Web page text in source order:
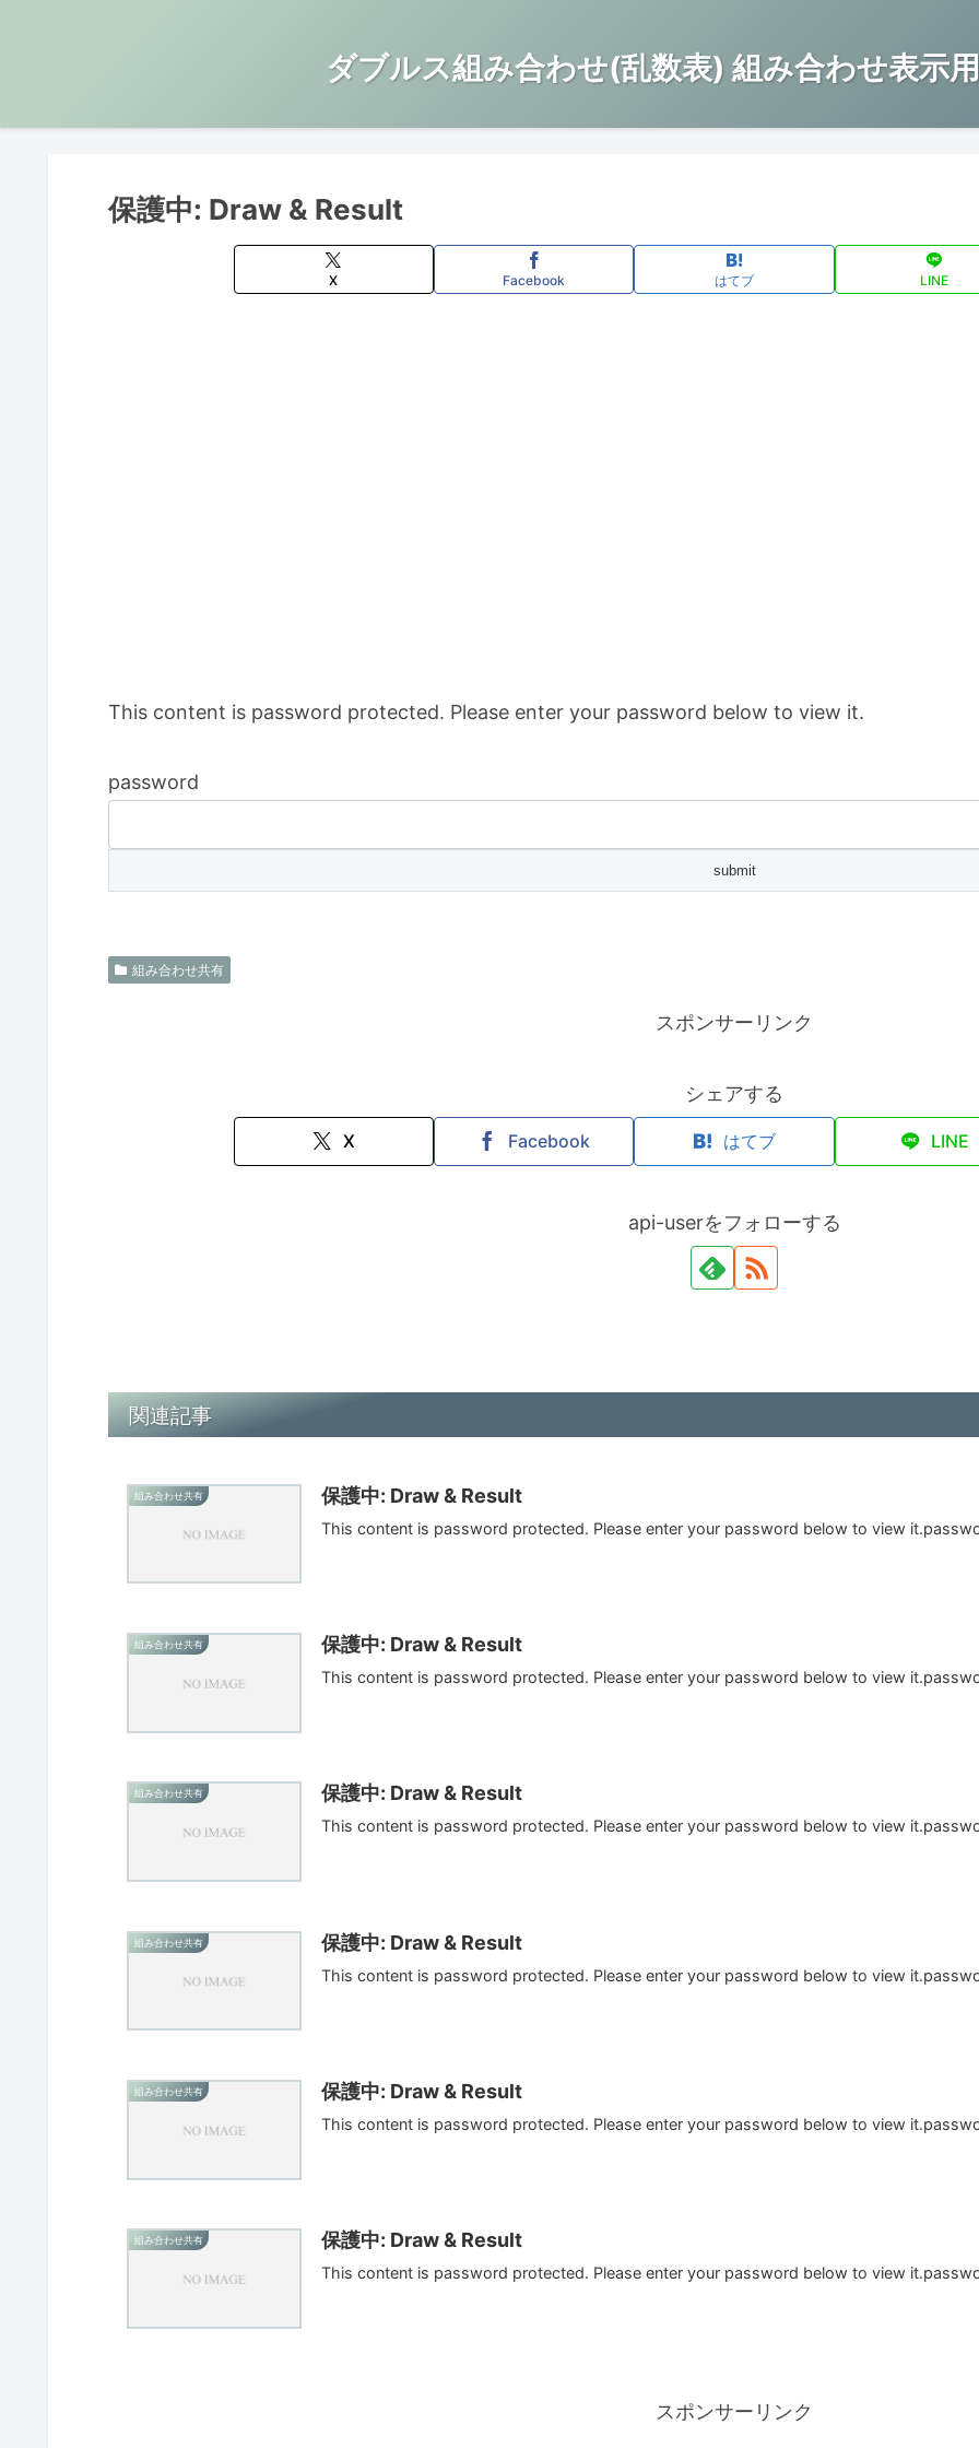
ダブルス組み合わせ(乱数表) 組み合わせ表示
保護中: Draw & Result
X Facebook はてブ LINE
This content is password protected. Please enter your password below to view it.
password
組み合わせ共有
スポンサーリンク
シェアする
X Facebook はてブ LINE
api-userをフォローする
関連記事
組み合わせ共有 保護中: Draw & Result
This content is password protected. Please enter your password below to view
組み合わせ共有 保護中: Draw & Result
This content is password protected. Please enter your password below to view
組み合わせ共有 保護中: Draw & Result
This content is password protected. Please enter your password below to view
組み合わせ共有 保護中: Draw & Result
This content is password protected. Please enter your password below to view
組み合わせ共有 保護中: Draw & Result
This content is password protected. Please enter your password below to view
組み合わせ共有 保護中: Draw & Result
This content is password protected. Please enter your password below to view
スポンサーリンク